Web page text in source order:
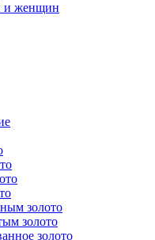
и женщин
золото
золото
золото